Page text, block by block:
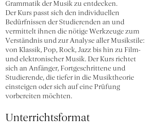
Grammatik der Musik zu entdecken.
Der Kurs passt sich den individuellen
Bedürfnissen der Studierenden an und
vermittelt ihnen die nötige Werkzeuge zum
Verständnis und zur Analyse aller Musikstile:
von Klassik, Pop, Rock, Jazz bis hin zu Film-
und elektronischer Musik. Der Kurs richtet
sich an Anfänger, Fortgeschrittene und
Studierende, die tiefer in die Musiktheorie
einsteigen oder sich auf eine Prüfung
vorbereiten möchten.
Unterrichtsformat